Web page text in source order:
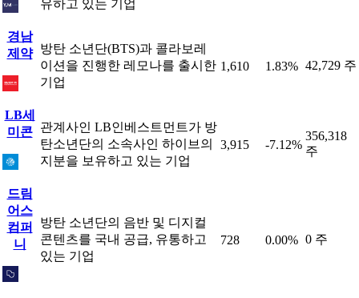
유하고 있는 기업
경남
제약
방탄 소년단(BTS)과 콜라보레
이션을 진행한 레모나를 출시한
기업
1,610 1.83% 42,729 주
LB세
미콘
관계사인 LB인베스트먼트가 방
탄소년단의 소속사인 하이브의
지분을 보유하고 있는 기업
3,915 -7.12%
356,318
주
드림
어스
컴퍼
니
방탄 소년단의 음반 및 디지컬
콘텐츠를 국내 공급, 유통하고
있는 기업
728 0.00% 0 주